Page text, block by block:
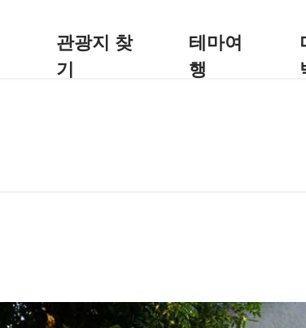
관광지 찾
기
테마여
행